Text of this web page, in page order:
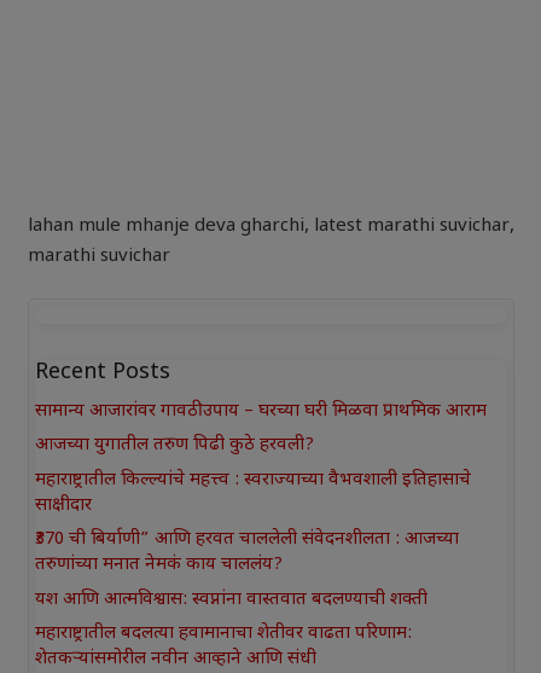
lahan mule mhanje deva gharchi, latest marathi suvichar,
marathi suvichar
Recent Posts
सामान्य आजारांवर गावठी उपाय – घरच्या घरी मिळवा प्राथमिक आराम
आजच्या युगातील तरुण पिढी कुठे हरवली?
महाराष्ट्रातील किल्ल्यांचे महत्त्व : स्वराज्याच्या वैभवशाली इतिहासाचे
साक्षीदार
₹370 ची बिर्याणी” आणि हरवत चाललेली संवेदनशीलता : आजच्या
तरुणांच्या मनात नेमकं काय चाललंय?
यश आणि आत्मविश्वास: स्वप्नांना वास्तवात बदलण्याची शक्ती
महाराष्ट्रातील बदलत्या हवामानाचा शेतीवर वाढता परिणाम:
शेतकऱ्यांसमोरील नवीन आव्हाने आणि संधी